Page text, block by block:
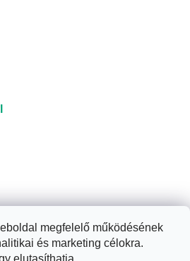
megfelelő működésének
és marketing célokra.
elutasíthatja.
készítette